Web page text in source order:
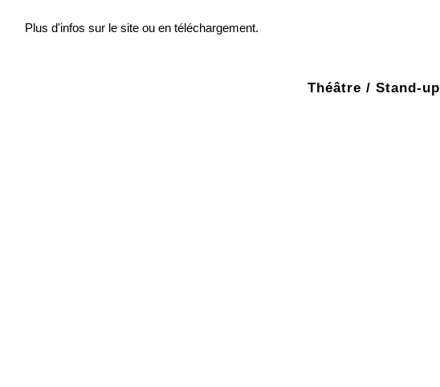
Plus d'infos sur le site ou en téléchargement.
Théâtre / Stand-up